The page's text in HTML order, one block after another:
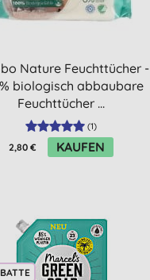
Nature Feuchttücher -
biologisch abbaubare
Feuchttücher ...
(1)
2,80 € KAUFEN